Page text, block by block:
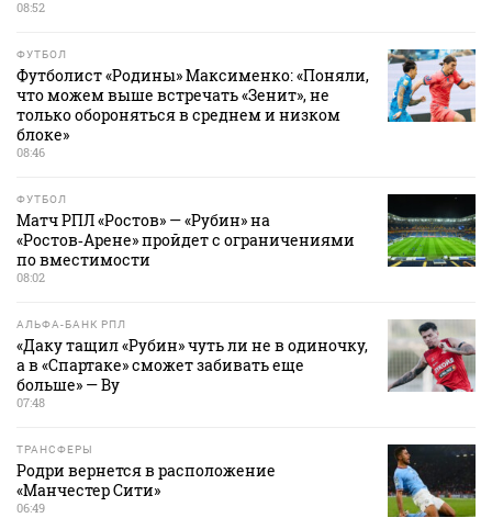
08:52
ФУТБОЛ
Футболист «Родины» Максименко: «Поняли,
что можем выше встречать «Зенит», не
только обороняться в среднем и низком
блоке»
08:46
ФУТБОЛ
Матч РПЛ «Ростов» — «Рубин» на
«Ростов‑Арене» пройдет с ограничениями
по вместимости
08:02
АЛЬФА-БАНК РПЛ
«Даку тащил «Рубин» чуть ли не в одиночку,
а в «Спартаке» сможет забивать еще
больше» — Ву
07:48
ТРАНСФЕРЫ
Родри вернется в расположение
«Манчестер Сити»
06:49